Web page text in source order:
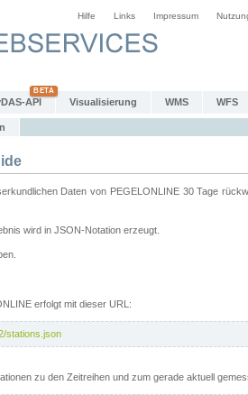
Hilfe Links Impressum
API Visualisierung WMS WFS
Daten von PEGELONLINE 30 Tage
wird in JSON-Notation erzeugt.
erfolgt mit dieser URL:
stations.json
zu den Zeitreihen und zum gerade aktuell